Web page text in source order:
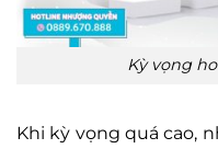
Kỳ vọng
Khi kỳ vọng quá cao,